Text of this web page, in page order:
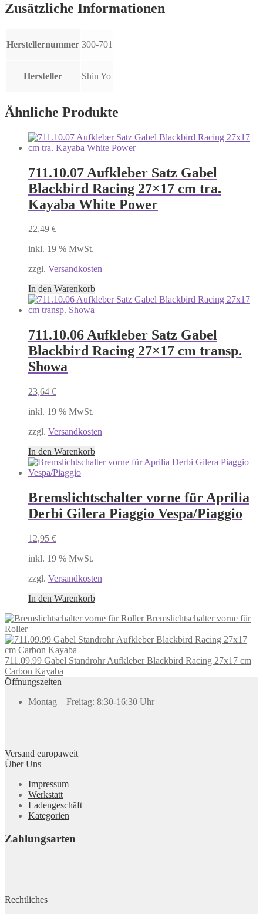
Zusätzliche Informationen
Herstellernummer 300-701
Hersteller Shin Yo
Ähnliche Produkte
711.10.07 Aufkleber Satz Gabel
Blackbird Racing 27×17 cm tra.
Kayaba White Power
22,49 €
inkl. 19 % MwSt.
zzgl. Versandkosten
In den Warenkorb
711.10.06 Aufkleber Satz Gabel
Blackbird Racing 27×17 cm transp.
Showa
23,64 €
inkl. 19 % MwSt.
zzgl. Versandkosten
In den Warenkorb
Bremslichtschalter vorne für Aprilia
Derbi Gilera Piaggio Vespa/Piaggio
12,95 €
inkl. 19 % MwSt.
zzgl. Versandkosten
In den Warenkorb
Bremslichtschalter vorne für
Roller
711.09.99 Gabel Standrohr Aufkleber Blackbird Racing 27x17 cm
Carbon Kayaba
Öffnungszeiten
Montag – Freitag: 8:30-16:30 Uhr
Versand europaweit
Über Uns
Impressum
Werkstatt
Ladengeschäft
Kategorien
Zahlungsarten
Rechtliches